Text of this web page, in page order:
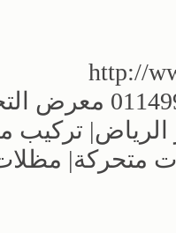
مظلات الرياض | مظلات
تركيب
متحركة|